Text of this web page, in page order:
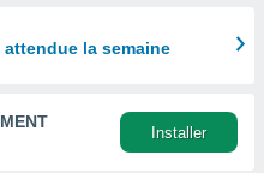
la semaine
Installer